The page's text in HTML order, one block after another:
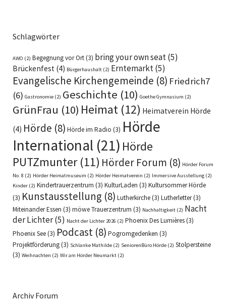
Schlagwörter
AWO (2) Begegnung vor Ort(3) bring your own seat(5)
Brückenfest (4) Bürgerhaushalt (2) Erntemarkt(5)
Evangelische Kirchengemeinde (8) Friedrich7
(6) Gastronomie (2) Geschichte (10) Goethe Gymnasium (2)
GrünFrau (10) Heimat (12) Heimatverein Hörde
(4) Hörde (8) Hörde im Radio (3) Hörde
International (21) Hörde
PUTZmunter(11) Hörder Forum (8) Hörder Forum
No. 8 (2) Hörder Heimatmuseum (2) Hörder Heimatverein (2) Immersive Ausstellung (2)
Kinder (2) Kindertrauerzentrum (3) KulturLaden (3) Kultursommer Hörde
(3) Kunstausstellung (8) Lutherkirche(3) Lutherletter(3)
Miteinander Essen (3) möwe Trauerzentrum (3) Nachhaltigkeit (2) Nacht
der Lichter(5) Nacht der Lichter 2026 (2) Phoenix Des Lumières(3)
Phoenix See(3) Podcast (8) Pogromgedenken (3)
Projektförderung(3) Schlanke Mathilde (2) SeniorenBüro Hörde (2) Stolpersteine
(3) Weihnachten (2) Wir am Hörder Neumarkt (2)
Archiv Forum